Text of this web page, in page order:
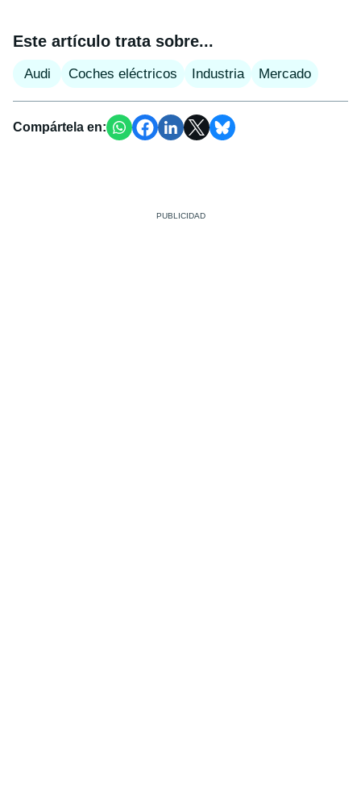
Este artículo trata sobre...
Audi Coches eléctricos Industria Mercado
Compártela en: